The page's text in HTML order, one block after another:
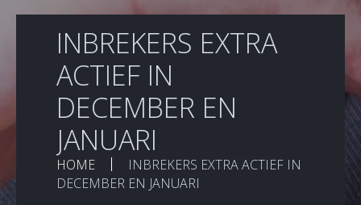
INBREKERS EXTRA
ACTIEF IN
DECEMBER EN
JANUARI
HOME
INBREKERS EXTRA ACTIEF IN
DECEMBER EN JANUARI